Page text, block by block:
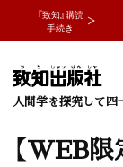
『致知』購読
手続き
人間学を探究して四
【WEB